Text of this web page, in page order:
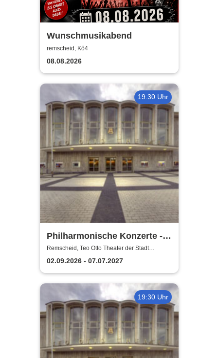
Wunschmusikabend
remscheid, Kö4
08.08.2026
19:30 Uhr
Philharmonische Konzerte -
Teo Otto Theater der Stadt
Remscheid
Remscheid, Teo Otto Theater der Stadt
Remscheid
02.09.2026 - 07.07.2027
19:30 Uhr